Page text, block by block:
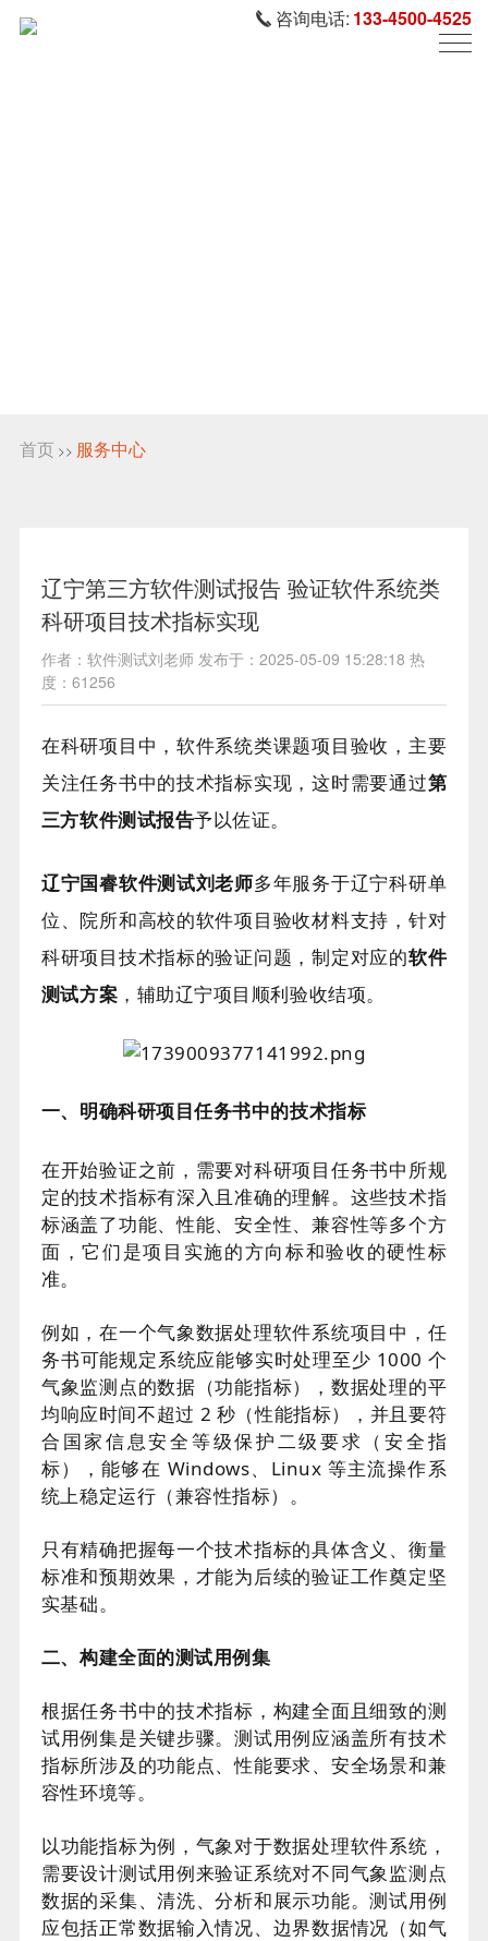
咨询电话: 133-4500-4525
首页 >> 服务中心
辽宁第三方软件测试报告 验证软件系统类
科研项目技术指标实现
作者：软件测试刘老师 发布于：2025-05-09 15:28:18 热
度：61256
在科研项目中，软件系统类课题项目验收，主要
关注任务书中的技术指标实现，这时需要通过第
三方软件测试报告予以佐证。
辽宁国睿软件测试刘老师多年服务于辽宁科研单
位、院所和高校的软件项目验收材料支持，针对
科研项目技术指标的验证问题，制定对应的软件
测试方案 ，辅助辽宁项目顺利验收结项。
一、明确科研项目任务书中的技术指标
在开始验证之前，需要对科研项目任务书中所规
定的技术指标有深入且准确的理解。这些技术指
标涵盖了功能、性能、安全性、兼容性等多个方
面，它们是项目实施的方向标和验收的硬性标
准。
例如，在一个气象数据处理软件系统项目中，任
务书可能规定系统应能够实时处理至少 1000 个
气象监测点的数据（功能指标），数据处理的平
均响应时间不超过 2 秒（性能指标），并且要符
合国家信息安全等级保护二级要求（安全指
标），能够在 Windows、Linux 等主流操作系
统上稳定运行（兼容性指标）。
只有精确把握每一个技术指标的具体含义、衡量
标准和预期效果，才能为后续的验证工作奠定坚
实基础。
二、构建全面的测试用例集
根据任务书中的技术指标，构建全面且细致的测
试用例集是关键步骤。测试用例应涵盖所有技术
指标所涉及的功能点、性能要求、安全场景和兼
容性环境等。
以功能指标为例，气象对于数据处理软件系统，
需要设计测试用例来验证系统对不同气象监测点
数据的采集、清洗、分析和展示功能。测试用例
应包括正常数据输入情况、边界数据情况（如气